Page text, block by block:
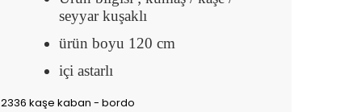
seyyar kuşaklı
ürün boyu 120 cm
içi astarlı
2336 kaşe kaban - bordo